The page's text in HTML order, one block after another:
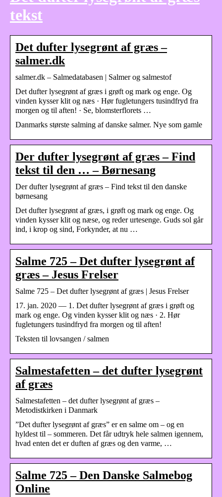
tekst
Det dufter lysegrønt af græs –
salmer.dk
salmer.dk – Salmedatabasen | Salmer og salmestof
Det dufter lysegrønt af græs i grøft og mark og enge. Og
vinden kysser klit og næs · Hør fugletungers tusindfryd fra
morgen og til aften! · Se, blomsterflorets …
Danmarks største salming af danske salmer. Nye som gamle
Der dufter lysegrønt af græs – Find
tekst til den … – Børnesang
Der dufter lysegrønt af græs – Find tekst til den danske
børnesang
Det dufter lysegrønt af græs, i grøft og mark og enge. Og
vinden kysser klit og næse, og reder urtesenge. Guds sol går
ind, i krop og sind, Forkynder, at nu …
Salme 725 – Det dufter lysegrønt af
græs – Jesus Frelser
Salme 725 – Det dufter lysegrønt af græs | Jesus Frelser
17. jan. 2020 — 1. Det dufter lysegrønt af græs i grøft og
mark og enge. Og vinden kysser klit og næs · 2. Hør
fugletungers tusindfryd fra morgen og til aften!
Teksten til lovsangen / salmen
Salmestafetten – det dufter lysegrønt
af græs
Salmestafetten – det dufter lysegrønt af græs –
Metodistkirken i Danmark
”Det dufter lysegrønt af græs” er en salme om – og en
hyldest til – sommeren. Det får udtryk hele salmen igennem,
hvad enten det er duften af græs og den varme, …
Salme 725 – Den Danske Salmebog
Online